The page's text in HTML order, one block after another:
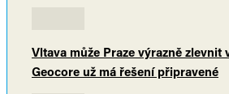
Vltava může Praze výrazně zlevnit
Geocore už má řešení připravené